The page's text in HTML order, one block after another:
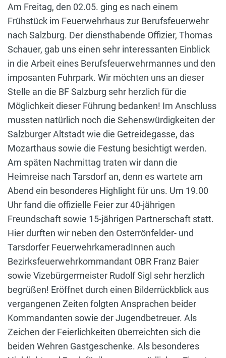
Am Freitag, den 02.05. ging es nach einem
Frühstück im Feuerwehrhaus zur Berufsfeuerwehr
nach Salzburg. Der diensthabende Offizier, Thomas
Schauer, gab uns einen sehr interessanten Einblick
in die Arbeit eines Berufsfeuerwehrmannes und den
imposanten Fuhrpark. Wir möchten uns an dieser
Stelle an die BF Salzburg sehr herzlich für die
Möglichkeit dieser Führung bedanken! Im Anschluss
mussten natürlich noch die Sehenswürdigkeiten der
Salzburger Altstadt wie die Getreidegasse, das
Mozarthaus sowie die Festung besichtigt werden.
Am späten Nachmittag traten wir dann die
Heimreise nach Tarsdorf an, denn es wartete am
Abend ein besonderes Highlight für uns. Um 19.00
Uhr fand die offizielle Feier zur 40-jährigen
Freundschaft sowie 15-jährigen Partnerschaft statt.
Hier durften wir neben den Osterrönfelder- und
Tarsdorfer FeuerwehrkameradInnen auch
Bezirksfeuerwehrkommandant OBR Franz Baier
sowie Vizebürgermeister Rudolf Sigl sehr herzlich
begrüßen! Eröffnet durch einen Bilderrückblick aus
vergangenen Zeiten folgten Ansprachen beider
Kommandanten sowie der Jugendbetreuer. Als
Zeichen der Feierlichkeiten überreichten sich die
beiden Wehren Gastgeschenke. Als besonderes